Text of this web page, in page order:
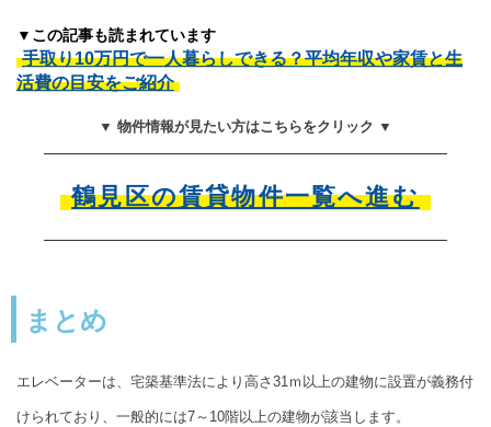
▼この記事も読まれています
手取り10万円で一人暮らしできる？平均年収や家賃と生
活費の目安をご紹介
▼ 物件情報が見たい方はこちらをクリック ▼
鶴見区の賃貸物件一覧へ進む
まとめ
エレベーターは、宅築基準法により高さ31ｍ以上の建物に設置が義務付
けられており、一般的には7～10階以上の建物が該当します。